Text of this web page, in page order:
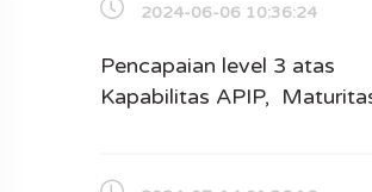
2024-06-06 10:36:24
Pencapaian level 3 atas
Kapabilitas APIP,